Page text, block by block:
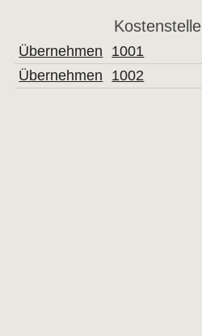
Kostenstelle
Übernehmen 1001
Übernehmen
1002